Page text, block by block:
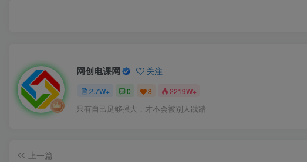
网创电课网 关注
2.7W+ 0 8 2219W+
只有自己足够强大，才不会被别人践踏
上一篇